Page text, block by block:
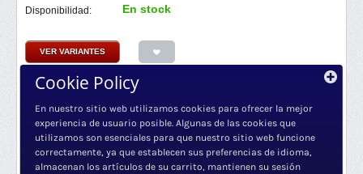
Disponibilidad: En stock
VER VARIANTES
Cookie Policy
En nuestro sitio web utilizamos cookies para ofrecer la mejor
experiencia de usuario posible. Algunas de las cookies que
utilizamos son esenciales para que nuestro sitio web funcione
correctamente, ya que establecen sus preferencias de idioma,
almacenan los artículos de su carrito, mantienen su sesión